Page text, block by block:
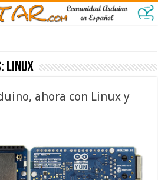
linux
ahora con Linux y